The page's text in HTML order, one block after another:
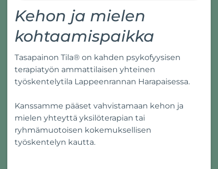
Kehon ja mielen
kohtaamispaikka
Tasapainon Tila® on kahden psykofyysisen
terapiatyön ammattilaisen yhteinen
työskentelytila Lappeenrannan Harapaisessa.
Kanssamme pääset vahvistamaan kehon ja
mielen yhteyttä yksilöterapian tai
ryhmämuotoisen kokemuksellisen
työskentelyn kautta.